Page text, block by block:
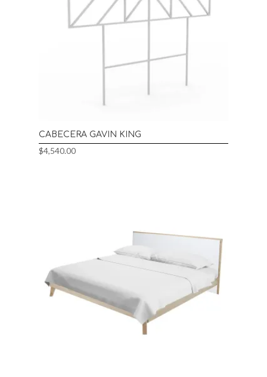
CABECERA GAVIN KING
$4,540.00